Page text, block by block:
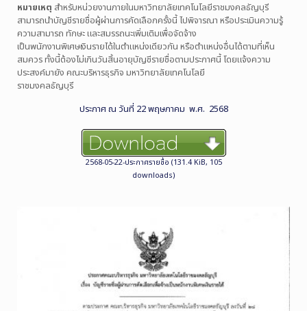
หมายเหตุ สำหรับหน่วยงานภายในมหาวิทยาลัยเทคโนโลยีราชมงคลธัญบุรี
สามารถนำบัญชีรายชื่อผู้ผ่านการคัดเลือกครั้งนี้ ไปพิจารณา หรือประเมินความรู้
ความสามารถ ทักษะ และสมรรถนะเพิ่มเติมเพื่อจัดจ้าง
เป็นพนักงานพิเศษเงินรายได้ในตำแหน่งเดียวกัน หรือตำแหน่งอื่นได้ตามที่เห็น
สมควร ทั้งนี้ต้องไม่เกินวันสิ้นอายุบัญชีรายชื่อตามประกาศนี้ โดยแจ้งความ
ประสงค์มายัง คณะบริหารธุรกิจ มหาวิทยาลัยเทคโนโลยี
ราชมงคลธัญบุรี
ประกาศ ณ วันที่ 22 พฤษภาคม พ.ศ. 2568
2568-05-22-ประกาศรายชื่อ (131.4 KiB, 105
downloads)